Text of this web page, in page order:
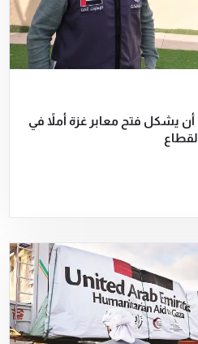
أن يشكل فتح معابر غزة أملاً في